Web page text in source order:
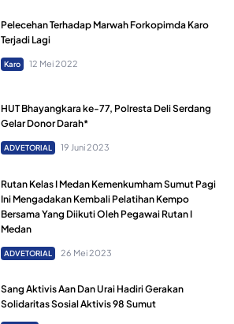
Pelecehan Terhadap Marwah Forkopimda Karo
Terjadi Lagi
Karo 12 Mei 2022
HUT Bhayangkara ke-77, Polresta Deli Serdang
Gelar Donor Darah*
ADVETORIAL 19 Juni 2023
Rutan Kelas I Medan Kemenkumham Sumut Pagi
Ini Mengadakan Kembali Pelatihan Kempo
Bersama Yang Diikuti Oleh Pegawai Rutan I
Medan
ADVETORIAL 26 Mei 2023
Sang Aktivis Aan Dan Urai Hadiri Gerakan
Solidaritas Sosial Aktivis 98 Sumut